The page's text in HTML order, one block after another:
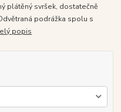
plátěný svršek, dostatečně
podrážka spolu s
popis